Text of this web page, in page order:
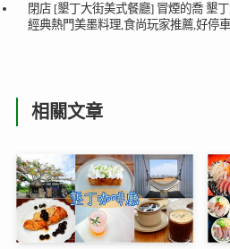
閉店 [墾丁大街美式餐廳] 冒煙的喬 墾
經典熱門美墨料理,食尚玩家推薦,好停車
相關文章